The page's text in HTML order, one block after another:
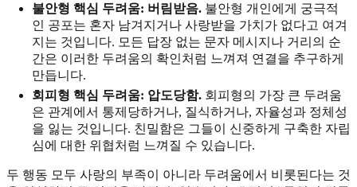
불안형 핵심 두려움: 버림받음. 불안형 개인에게 궁극적
인 공포는 혼자 남겨지거나 사랑받을 가치가 없다고 여겨
지는 것입니다. 모든 답장 없는 문자 메시지나 거리의 순
간은 이러한 두려움의 확인처럼 느껴져 연결을 추구하게
만듭니다.
회피형 핵심 두려움: 압도당함. 회피형의 가장 큰 두려움
은 관계에서 통제당하거나, 질식하거나, 자율성과 정체성
을 잃는 것입니다. 친밀함은 그들이 신중하게 구축한 자립
심에 대한 위협처럼 느껴질 수 있습니다.
두 행동 모두 사랑의 부족이 아니라 두려움에서 비롯된다는 것